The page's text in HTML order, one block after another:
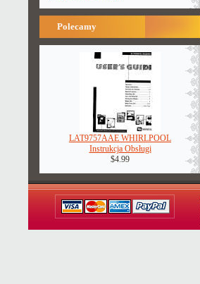
Polecamy
LAT9757AAE WHIRLPOOL
Instrukcja Obsługi
$4.99